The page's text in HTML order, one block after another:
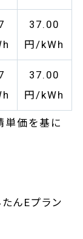
37.00
円/kWh
37.00
円/kWh
価を基に
たんEプラン